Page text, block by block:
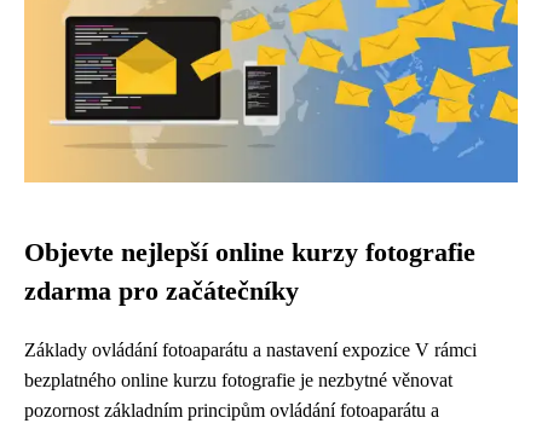
Objevte nejlepší online kurzy fotografie
zdarma pro začátečníky
Základy ovládání fotoaparátu a nastavení expozice V rámci
bezplatného online kurzu fotografie je nezbytné věnovat
pozornost základním principům ovládání fotoaparátu a